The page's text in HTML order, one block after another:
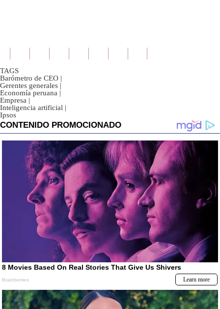
TAGS
Barómetro de CEO |
Gerentes generales |
Economía peruana |
Empresa |
Inteligencia artificial |
Ipsos